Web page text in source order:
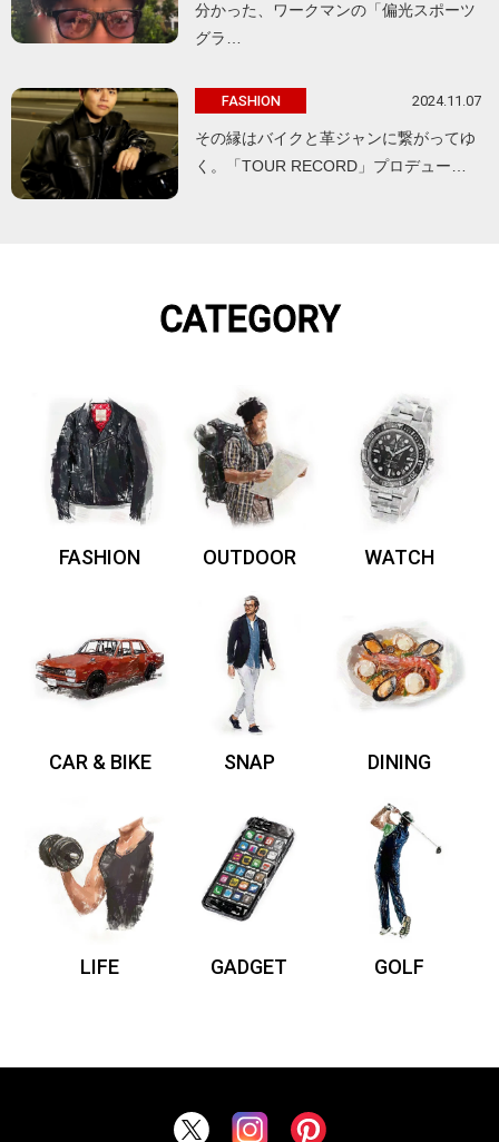
分かった、ワークマンの「偏光スポーツ
グラ…
FASHION 2024.11.07
その縁はバイクと革ジャンに繋がってゆ
く。「TOUR RECORD」プロデュー…
CATEGORY
FASHION OUTDOOR WATCH
CAR & BIKE SNAP DINING
LIFE GADGET GOLF